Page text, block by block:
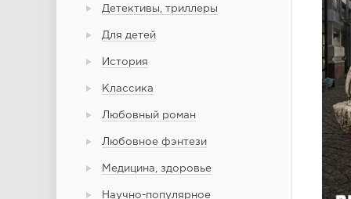
Детективы, триллеры
Для детей
История
Классика
Любовный роман
Любовное фэнтези
Медицина, здоровье
Научно-популярное